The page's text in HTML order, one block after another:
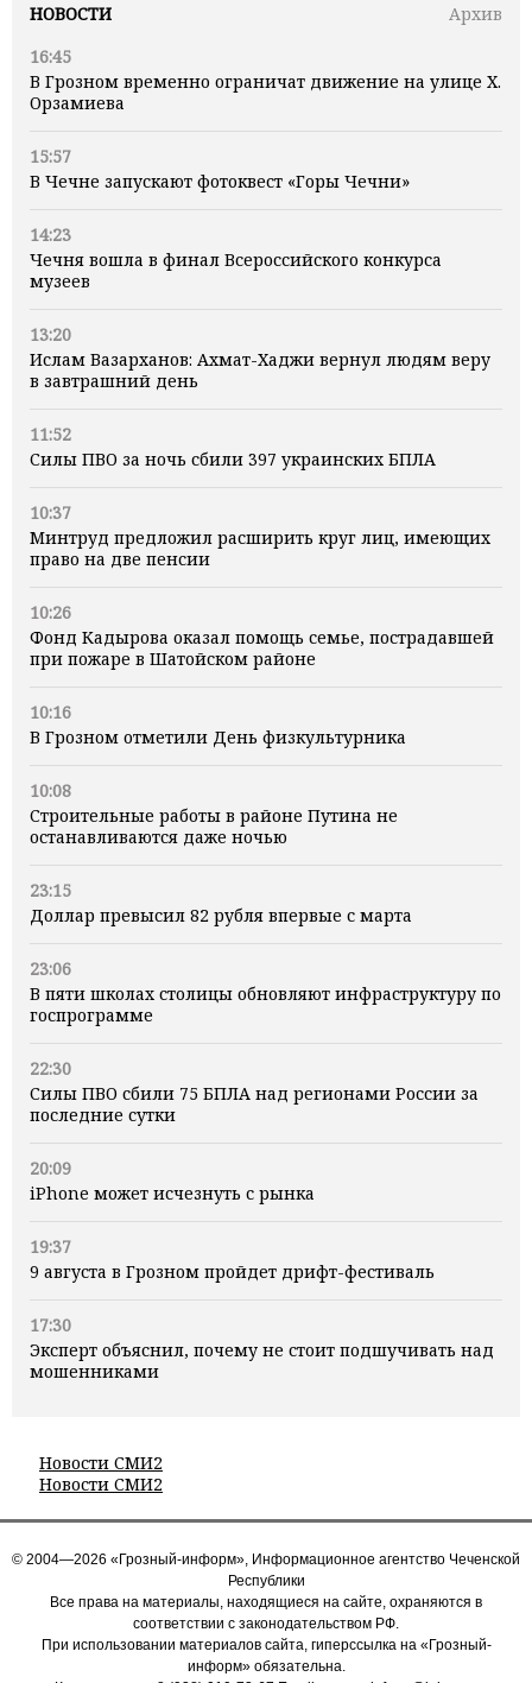
НОВОСТИ
Архив
16:45
В Грозном временно ограничат движение на улице Х.
Орзамиева
15:57
В Чечне запускают фотоквест «Горы Чечни»
14:23
Чечня вошла в финал Всероссийского конкурса
музеев
13:20
Ислам Вазарханов: Ахмат-Хаджи вернул людям веру
в завтрашний день
11:52
Силы ПВО за ночь сбили 397 украинских БПЛА
10:37
Минтруд предложил расширить круг лиц, имеющих
право на две пенсии
10:26
Фонд Кадырова оказал помощь семье, пострадавшей
при пожаре в Шатойском районе
10:16
В Грозном отметили День физкультурника
10:08
Строительные работы в районе Путина не
останавливаются даже ночью
23:15
Доллар превысил 82 рубля впервые с марта
23:06
В пяти школах столицы обновляют инфраструктуру по
госпрограмме
22:30
Силы ПВО сбили 75 БПЛА над регионами России за
последние сутки
20:09
iPhone может исчезнуть с рынка
19:37
9 августа в Грозном пройдет дрифт-фестиваль
17:30
Эксперт объяснил, почему не стоит подшучивать над
мошенниками
Новости СМИ2
Новости СМИ2
© 2004—2026 «Грозный-информ», Информационное агентство Чеченской
Республики
Все права на материалы, находящиеся на сайте, охраняются в
соответствии с законодательством РФ.
При использовании материалов сайта, гиперссылка на «Грозный-
информ» обязательна.